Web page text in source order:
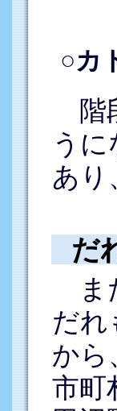
○カ
階
う
あり
だ
ま
だれ
から
市町